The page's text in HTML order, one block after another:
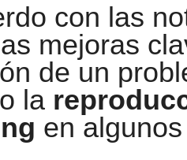
con las
mejoras
de un
la
en